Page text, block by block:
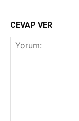
CEVAP VER